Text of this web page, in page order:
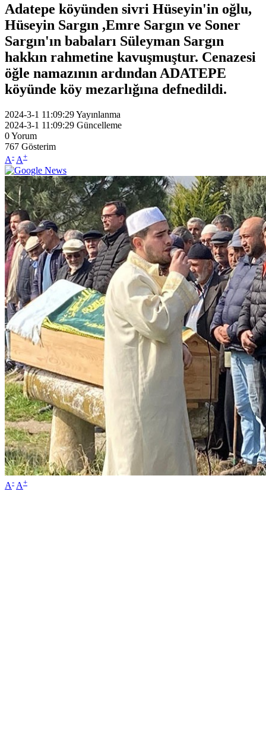
Adatepe köyünden sivri Hüseyin'in oğlu,
Hüseyin Sargın ,Emre Sargın ve Soner
Sargın'ın babaları Süleyman Sargın
hakkın rahmetine kavuşmuştur. Cenazesi
öğle namazının ardından ADATEPE
köyünde köy mezarlığına defnedildi.
2024-3-1 11:09:29Yayınlanma
2024-3-1 11:09:29 Güncelleme
0Yorum
767 Gösterim
A- A+
A- A+